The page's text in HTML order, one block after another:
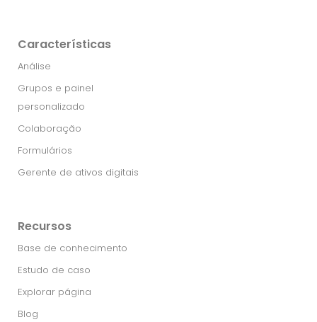
Características
Análise
Grupos e painel
personalizado
Colaboração
Formulários
Gerente de ativos digitais
Recursos
Base de conhecimento
Estudo de caso
Explorar página
Blog